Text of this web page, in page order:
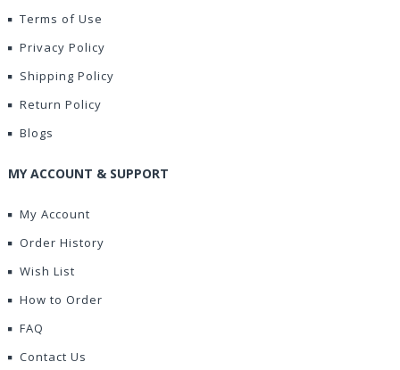
Terms of Use
Privacy Policy
Shipping Policy
Return Policy
Blogs
MY ACCOUNT & SUPPORT
My Account
Order History
Wish List
How to Order
FAQ
Contact Us